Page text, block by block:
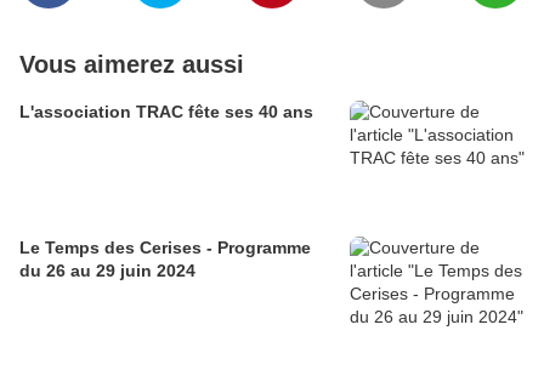
Vous aimerez aussi
L'association TRAC fête ses 40 ans
Le Temps des Cerises - Programme
du 26 au 29 juin 2024